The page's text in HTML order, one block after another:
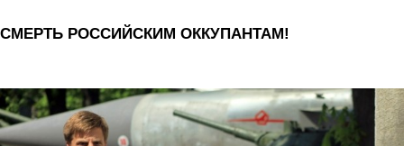
СМЕРТЬ РОССИЙСКИМ ОККУПАНТАМ!